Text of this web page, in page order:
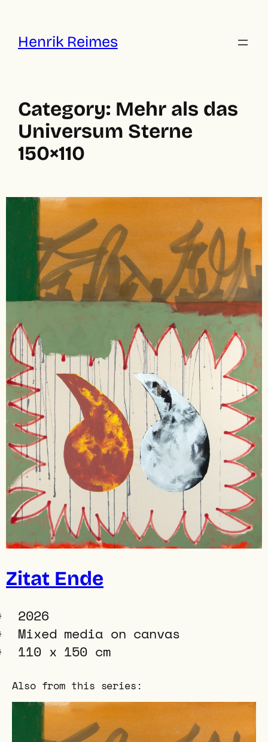
contentHenrik Reimes
Category: Mehr als das
Universum Sterne
150×110
Zitat Ende
2026
Mixed media on canvas
110 x 150 cm
Also from this series: